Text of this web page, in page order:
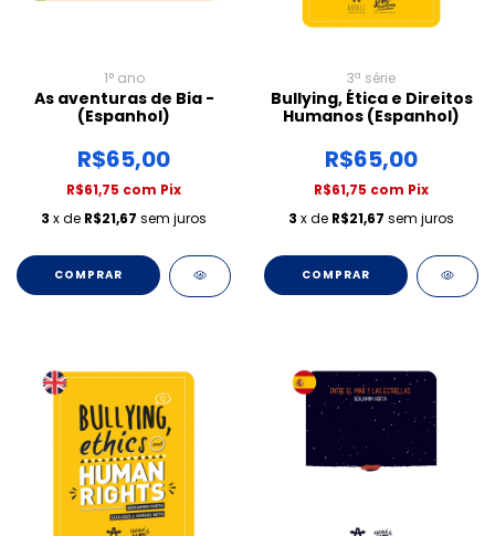
1° ano
As aventuras de Bia -
(Espanhol)
R$65,00
R$61,75 com Pix
3 x de R$21,67 sem juros
3ª série
Bullying, Ética e Direitos
Humanos (Espanhol)
R$65,00
R$61,75 com Pix
3 x de R$21,67 sem juros
COMPRAR